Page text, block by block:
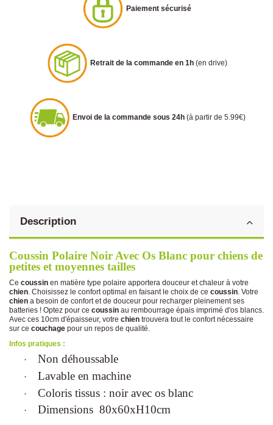
Paiement sécurisé
Retrait de la commande en 1h (en drive)
Envoi de la commande sous 24h (à partir de 5.99€)
Description
Coussin Polaire Noir Avec Os Blanc pour chiens de
petites et moyennes tailles
Ce coussin en matière type polaire apportera douceur et chaleur à votre
chien. Choisissez le confort optimal en faisant le choix de ce coussin. Votre
chien a besoin de confort et de douceur pour recharger pleinement ses
batteries ! Optez pour ce coussin au rembourrage épais imprimé d'os blancs.
Avec ces 10cm d'épaisseur, votre chien trouvera tout le confort nécessaire
sur ce couchage pour un repos de qualité.
Infos pratiques :
· Non déhoussable
· Lavable en machine
· Coloris tissus : noir avec os blanc
· Dimensions 80x60xH10cm